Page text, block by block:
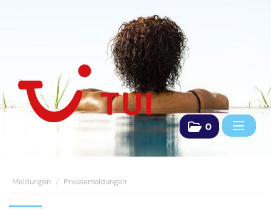
0
Meldungen / Pressemeldungen